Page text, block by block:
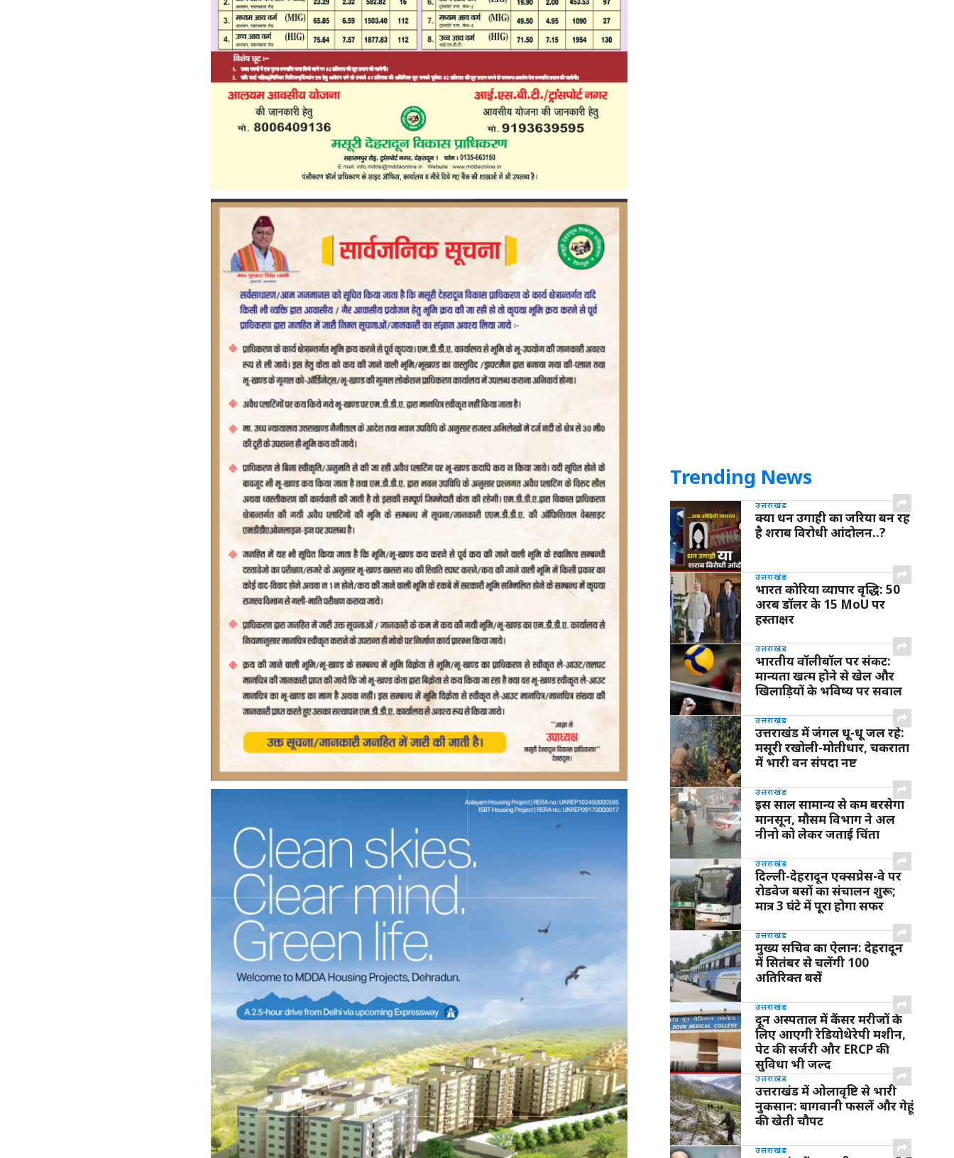
Trending News
उत्तराखंड
क्या धन उगाही का जरिया बन रह
है शराब विरोधी आंदोलन..?
उत्तराखंड
भारत कोरिया व्यापार वृद्धि: 50
अरब डॉलर के 15 MoU पर
हस्ताक्षर
उत्तराखंड
भारतीय वॉलीबॉल पर संकट:
मान्यता खत्म होने से खेल और
खिलाड़ियों के भविष्य पर सवाल
उत्तराखंड
उत्तराखंड में जंगल धू-धू जल रहे:
मसूरी रखोली-मोतीधार, चकराता
में भारी वन संपदा नष्ट
उत्तराखंड
इस साल सामान्य से कम बरसेगा
मानसून, मौसम विभाग ने अल
नीनो को लेकर जताई चिंता
उत्तराखंड
दिल्ली-देहरादून एक्सप्रेस-वे पर
रोडवेज बसों का संचालन शुरू;
मात्र 3 घंटे में पूरा होगा सफर
उत्तराखंड
मुख्य सचिव का ऐलान: देहरादून
में सितंबर से चलेंगी 100
अतिरिक्त बसें
उत्तराखंड
दून अस्पताल में कैंसर मरीजों के
लिए आएगी रेडियोथेरेपी मशीन,
पेट की सर्जरी और ERCP की
सुविधा भी जल्द
उत्तराखंड
उत्तराखंड में ओलावृष्टि से भारी
नुकसान: बागवानी फसलें और गेहूं
की खेती चौपट
उत्तराखंड